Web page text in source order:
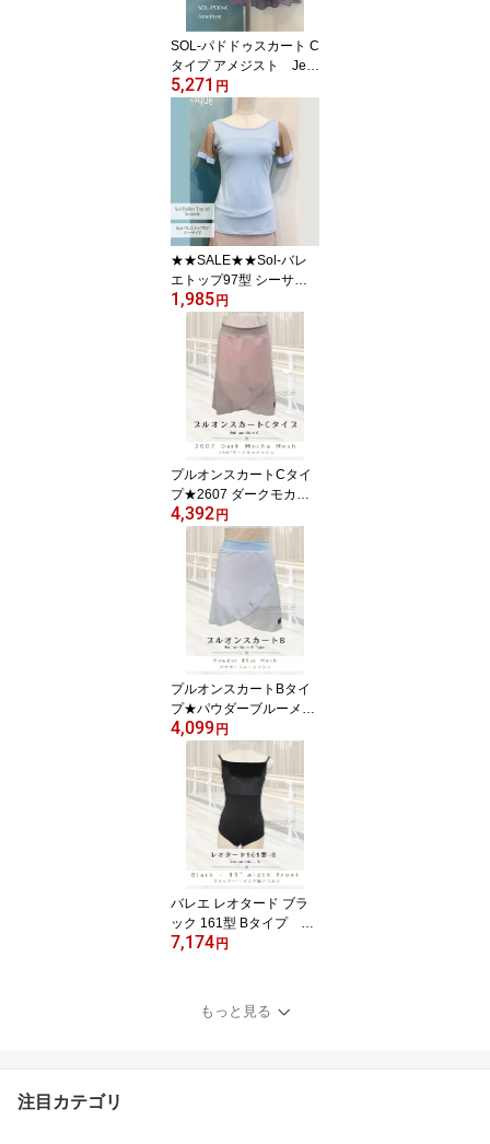
SOL-パドドゥスカート C
タイプ アメジスト Jew
elesqueオリジナルsol-p
dd-c-Amethyst
5,271 円
★★SALE★★Sol-バレ
エトップ97型 シーサイ
ド|Jewelesqueオリジナ
ル｜レオタード生地 パ
ッド用ポケット付き 普
段ブラOK（インナーが
響きにくい設計）sol-bt9
7-seaside
1,985円
プルオンスカートCタイ
プ★2607 ダークモカ・
メッシュ生地 Jewelesqu
eオリジナルpull-on-c-26
07dmocha-mesh
4,392円
プルオンスカートBタイ
プ★パウダーブルーメッ
シュJewelesqueオリジ
ナルpull-on-b-powderblu
emesh
4,099円
バレエ レオタード ブラ
ック 161型 Bタイプ デ
コルテ11インチ幅 ジ
7,174円
もっと見る
注目カテゴリ